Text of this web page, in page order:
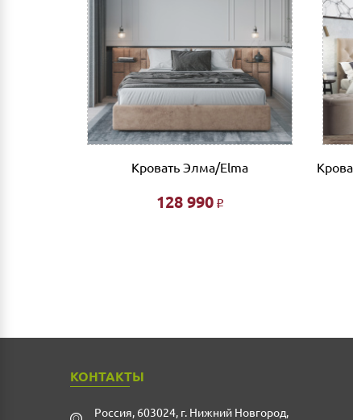
Кровать Элма/Elma
128 990 Р
КОНТАКТЫ
Россия, 603024, г. Нижний Новгород,